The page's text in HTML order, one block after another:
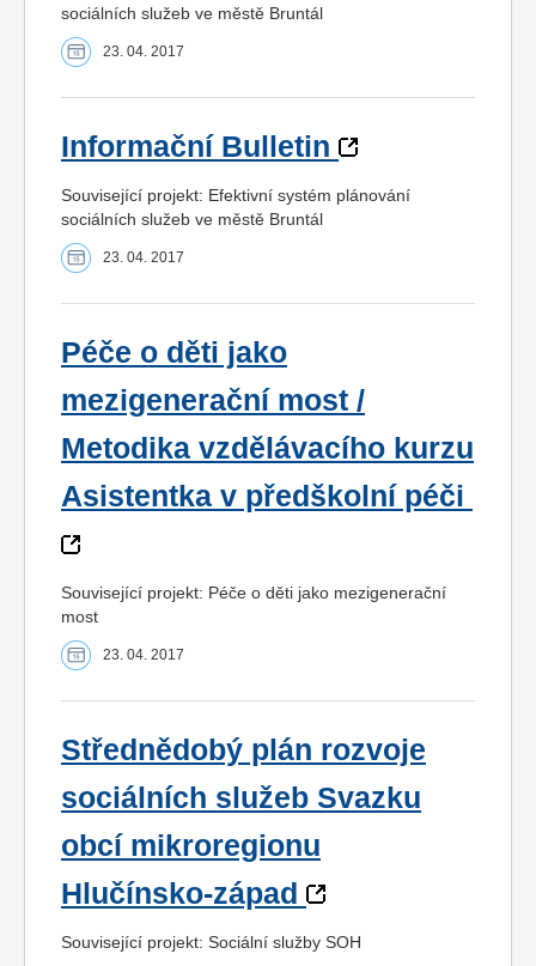
sociálních služeb ve městě Bruntál
23. 04. 2017
Informační Bulletin
Související projekt: Efektivní systém plánování
sociálních služeb ve městě Bruntál
23. 04. 2017
Péče o děti jako
mezigenerační most /
Metodika vzdělávacího kurzu
Asistentka v předškolní péči
Související projekt: Péče o děti jako mezigenerační
most
23. 04. 2017
Střednědobý plán rozvoje
sociálních služeb Svazku
obcí mikroregionu
Hlučínsko-západ
Související projekt: Sociální služby SOH